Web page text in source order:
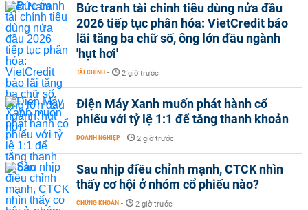
Bức tranh tài chính tiêu dùng nửa đầu
2026 tiếp tục phân hóa: VietCredit báo
lãi tăng ba chữ số, ông lớn đầu ngành
'hụt hơi'
TÀI CHÍNH - 2 giờ trước
Điện Máy Xanh muốn phát hành cổ
phiếu với tỷ lệ 1:1 để tăng thanh khoản
DOANH NGHIỆP - 2 giờ trước
Sau nhịp điều chỉnh mạnh, CTCK nhìn
thấy cơ hội ở nhóm cổ phiếu nào?
CHỨNG KHOÁN - 2 giờ trước